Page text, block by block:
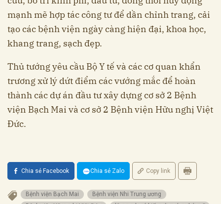
mạnh mẽ hợp tác công tư để dần chỉnh trang, cải
tạo các bệnh viện ngày càng hiện đại, khoa học,
khang trang, sạch đẹp.
Thủ tướng yêu cầu Bộ Y tế và các cơ quan khẩn
trương xử lý dứt điểm các vướng mắc để hoàn
thành các dự án đầu tư xây dựng cơ sở 2 Bệnh
viện Bạch Mai và cơ sở 2 Bệnh viện Hữu nghị Việt
Đức.
Chia sẻ Facebook Chia sẻ Zalo Copy link
Bệnh viện Bạch Mai
Bệnh viện Nhi Trung ương